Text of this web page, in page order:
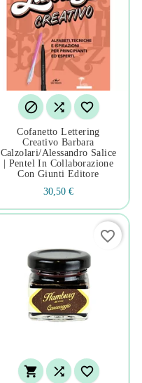
  
Cofanetto Lettering
Creativo Barbara
Calzolari/alessandro Salice
| Pentel In Collaborazione
Con Giunti Editore
30,50 €
  
favorite_border